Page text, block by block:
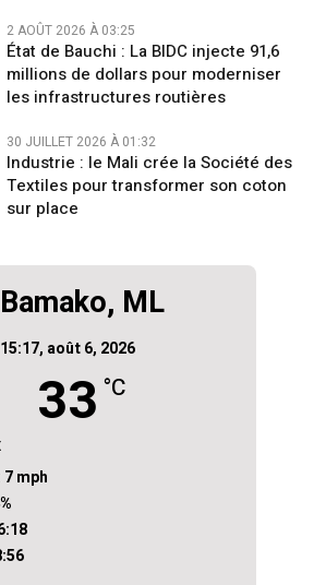
2 AOÛT 2026 À 03:25
État de Bauchi : La BIDC injecte 91,6
millions de dollars pour moderniser
les infrastructures routières
30 JUILLET 2026 À 01:32
Industrie : le Mali crée la Société des
Textiles pour transformer son coton
sur place
Bamako, ML
15:17, août 6, 2026
33 °C
7 mph